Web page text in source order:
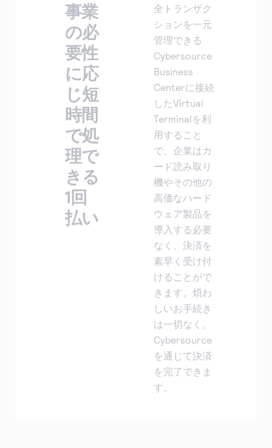
お使いのコンピュータからカード
決済を素早く安全に受け付けま
す。 Virtual Terminalは素早く簡
単に設定することができ、これに
より世界中のあらゆる場所からの
支払いを受けられるようになりま
事業
の必
要性
に応
じ短
時間
で処
理で
きる
1回
払い
全トランザク
ションを一元
管理できる
Cybersource
Business
Centerに接続
したVirtual
Terminalを利
用すること
で、企業はカ
ード読み取り
機やその他の
高価なハード
ウェア製品を
導入する必要
なく、決済を
素早く受け付
けることがで
きます。煩わ
しいお手続き
は一切なく、
Cybersource
を通じて決済
を完了できま
す。